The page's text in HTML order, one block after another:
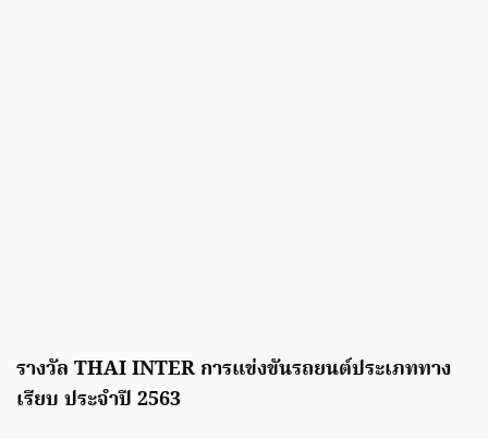
รางวัล THAI INTER การแข่งขันรถยนต์ประเภททาง
เรียบ ประจำปี 2563